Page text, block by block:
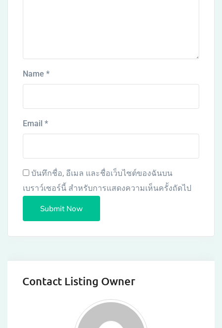
Name *
Email *
บันทึกชื่อ, อีเมล และชื่อเว็บไซต์ของฉันบน
เบราว์เซอร์นี้ สำหรับการแสดงความเห็นครั้งถัดไป
Contact Listing Owner